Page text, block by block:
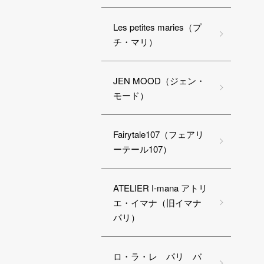
Les petites maries（プ
チ・マリ）
JEN MOOD（ジェン・
モード）
Fairytale107（フェアリ
ーテール107）
ATELIER I-mana アトリ
エ・イマナ（旧イマナ
パリ）
ロ・ラ・レ パリ バ